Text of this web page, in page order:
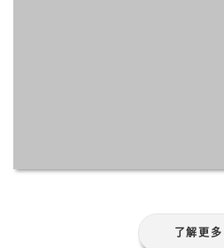
了解更多